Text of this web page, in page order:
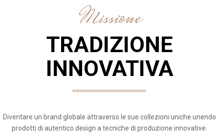
Missione
TRADIZIONE
INNOVATIVA
Diventare un brand globale attraverso le sue collezioni uniche unendo
prodotti di autentico design a tecniche di produzione innovative.